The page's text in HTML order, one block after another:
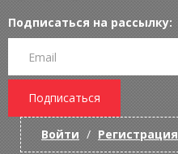
Подписаться на рассылку:
Подписаться
Войти / Регистрация